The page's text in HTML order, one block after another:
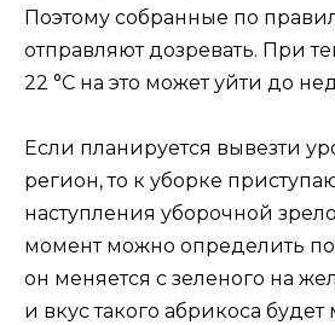
Поэтому собранные по
отправляют дозревать. При
22 °C на это может уйти до
Если планируется вывезти
регион, то к уборке
наступления уборочной
момент можно определить
он меняется с зеленого на
и вкус такого абрикоса будет